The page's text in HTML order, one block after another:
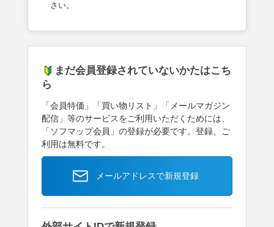
さい。
まだ会員登録されていないかたはこち
ら
「会員特価」「買い物リスト」「メールマガジン
配信」等のサービスをご利用いただくためには、
「ソフマップ会員」の登録が必要です。登録、ご
利用は無料です。
メールアドレスで新規登録